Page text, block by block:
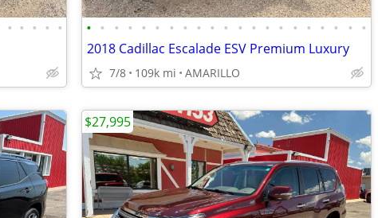
• • • • • • • • • • • • • • • • • • • • • • • • • •
2018 Cadillac Escalade ESV Premium Luxury
7/8 109k mi AMARILLO
$27,995